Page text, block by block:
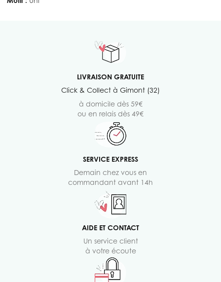
LIVRAISON GRATUITE
Click & Collect à Gimont (32)
à domicile dès 59€
ou en relais dès 49€
SERVICE EXPRESS
Demain chez vous en
commandant avant 14h
AIDE ET CONTACT
Un service client
à votre écoute